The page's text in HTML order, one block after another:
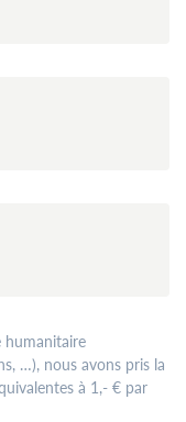
humanitaire
…), nous avons pris la
à 1,- € par